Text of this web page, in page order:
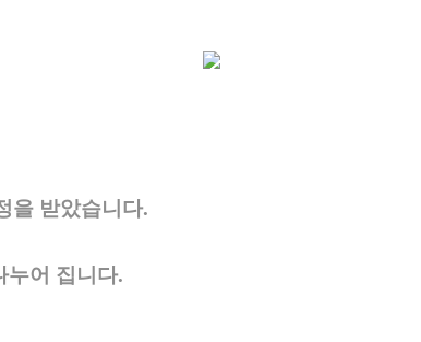
을 받았습니다.
누어 집니다.